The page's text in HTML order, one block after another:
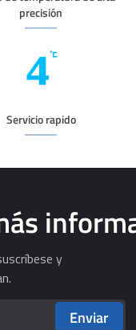
precisión
Servicio rapido
y
Enviar